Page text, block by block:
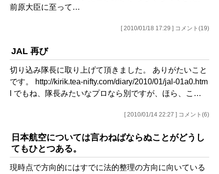
前原大臣に至って…
[ 2010/01/18 17:29 ] コメント(19)
JAL 再び
切り込み隊長に取り上げて頂きました。 ありがたいこと
です。 http://kirik.tea-nifty.com/diary/2010/01/jal-01a0.htm
l でもね、隊長みたいなプロなら別ですが、ほら、こ…
[ 2010/01/14 22:27 ] コメント(6)
日本航空については言わねばならぬことがどうし
てもひとつある。
現時点で方向的にはすでに法的整理の方向に向いている